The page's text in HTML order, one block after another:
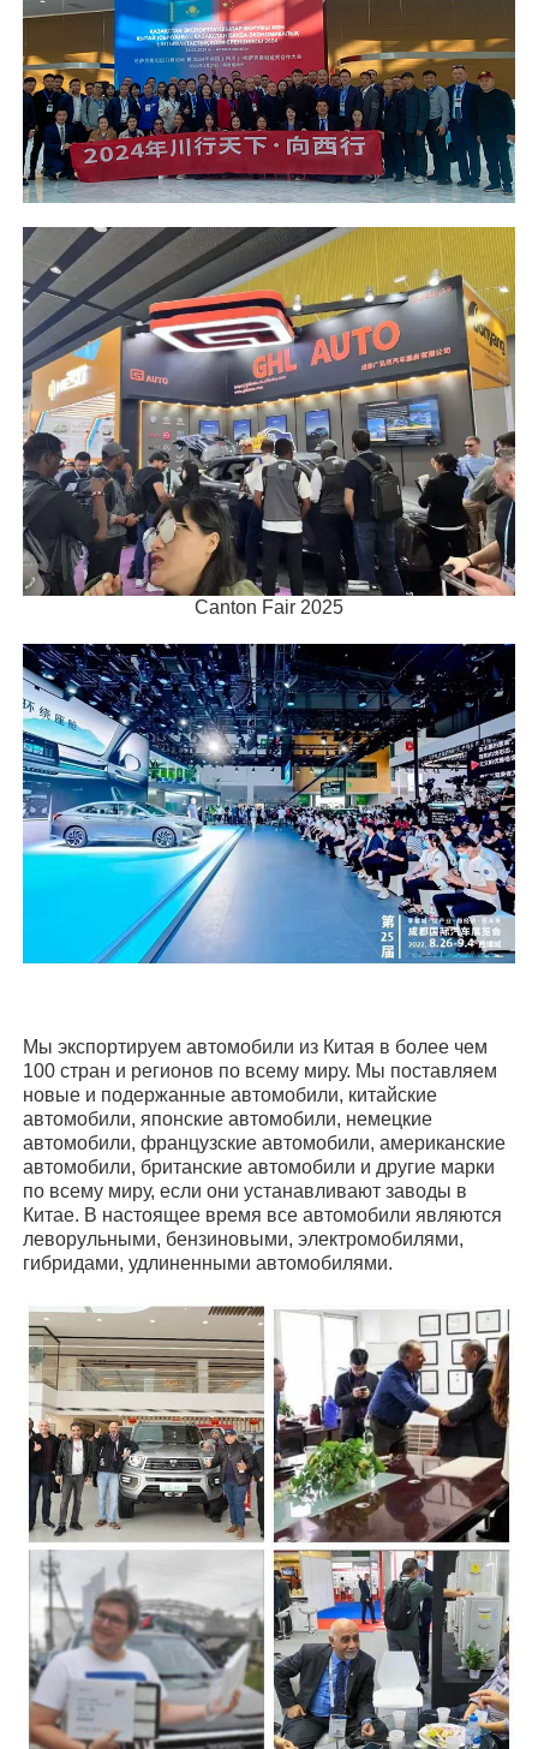
Canton Fair 2025
Мы экспортируем автомобили из Китая в более чем
100 стран и регионов по всему миру. Мы поставляем
новые и подержанные автомобили, китайские
автомобили, японские автомобили, немецкие
автомобили, французские автомобили, американские
автомобили, британские автомобили и другие марки
по всему миру, если они устанавливают заводы в
Китае. В настоящее время все автомобили являются
леворульными, бензиновыми, электромобилями,
гибридами, удлиненными автомобилями.